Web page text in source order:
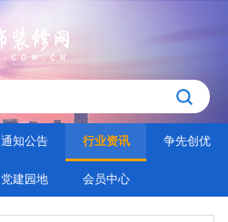
通知公告 行业资讯 争先创优
党建园地 会员中心